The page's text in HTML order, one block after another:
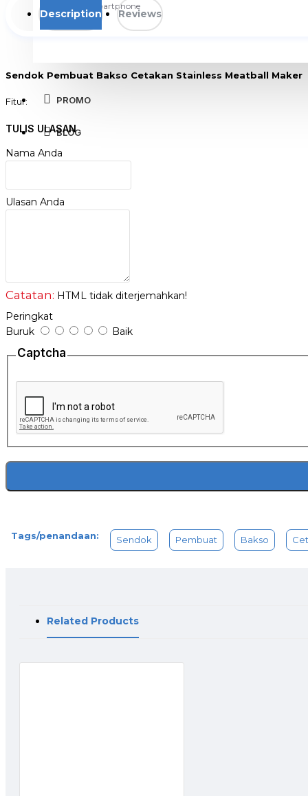
Aksesoris Smartphone
PROMO
BLOG
Description Reviews
Sendok Pembuat Bakso Cetakan Stainless Meatball Maker
Fitur:
Lubang kebocoran elips dirancang oleh tangan manusia yang
Cara menggunakan cukup menekan pada adonan bakso, yang
TULIS ULASAN
Nama Anda
Ulasan Anda
Catatan: HTML tidak diterjemahkan!
Peringkat
Buruk
Baik
Captcha
Tags/penandaan: Sendok Pembuat Bakso
Related Products